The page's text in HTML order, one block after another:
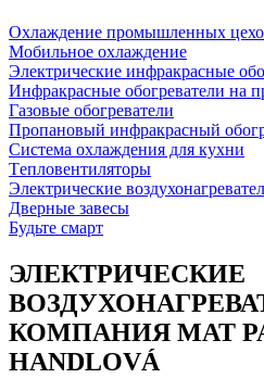
Oхлаждение промышленных
Mобильное охлаждение
Электрическиe инфракрасныe
Инфракрасные обогреватели на
Газовые обогреватели
Пропановый инфракрасный
Система охлаждения для кухни
Tепловентиляторы
Электрические
Дверные завесы
Будьте смарт
ЭЛЕКТРИЧЕСКИЕ
КОМПАНИЯ MAT
HANDLOVÁ